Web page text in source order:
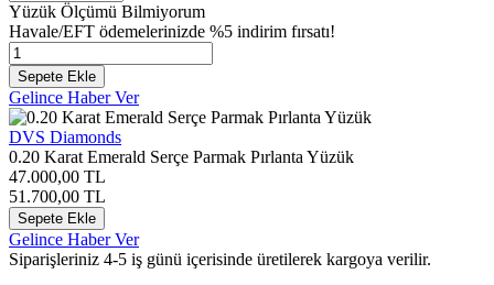
Yüzük Ölçümü Bilmiyorum
Havale/EFT ödemelerinizde %5 indirim fırsatı!
Sepete Ekle
Gelince Haber Ver
DVS Diamonds
0.20 Karat Emerald Serçe Parmak Pırlanta Yüzük
47.000,00 TL
51.700,00 TL
Sepete Ekle
Gelince Haber Ver
Siparişleriniz 4-5 iş günü içerisinde üretilerek kargoya verilir.